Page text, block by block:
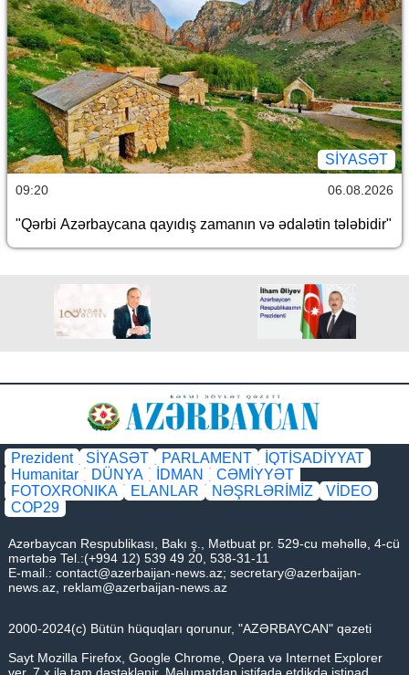
SİYASƏT
09:20 06.08.2026
"Qərbi Azərbaycana qayıdış zamanın və ədalətin tələbidir"
Prezident SİYASƏT PARLAMENT
İQTİSADİYYAT
Humanitar
DÜNYA İDMAN
CƏMİYYƏT
FOTOXRONIKA
ELANLAR NƏŞRLƏRİMİZ
VİDEO
COP29
Azərbaycan Respublikası, Bakı ş., Mətbuat pr. 529-cu məhəllə, 4-cü
mərtəbə Tel.:(+994 12) 539 49 20, 538-31-11
E-mail.: contact@azerbaijan-news.az; secretary@azerbaijan-
news.az, reklam@azerbaijan-news.az
2000-2024(c) Bütün hüquqları qorunur, "AZƏRBAYCAN" qəzeti
Sayt Mozilla Firefox, Google Chrome, Opera və Internet Explorer